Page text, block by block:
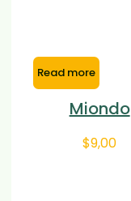
Read more
Miondo
$9,00